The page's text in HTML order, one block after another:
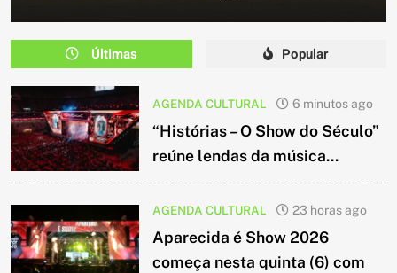
Últimas Popular
AGENDA CULTURAL 6 minutos ago
“Histórias – O Show do Século”
reúne lendas da música...
AGENDA CULTURAL 23 horas ago
Aparecida é Show 2026
começa nesta quinta (6) com